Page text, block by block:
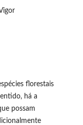
florestais
há a
possam